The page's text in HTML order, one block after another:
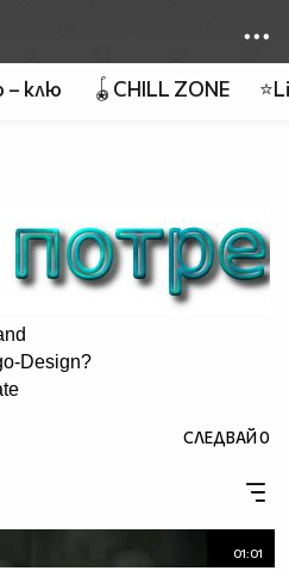
– клю 🪀CHILL ZONE
Design?
СЛЕДВАЙ0
01:01